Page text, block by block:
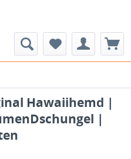
Hawaiihemd |
|